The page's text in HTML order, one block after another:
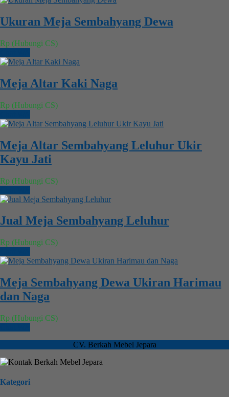
Ukuran Meja Sembahyang Dewa
Rp (Hubungi CS)
Meja Altar Kaki Naga
Rp (Hubungi CS)
Meja Altar Sembahyang Leluhur Ukir
Kayu Jati
Rp (Hubungi CS)
Jual Meja Sembahyang Leluhur
Rp (Hubungi CS)
Meja Sembahyang Dewa Ukiran Harimau
dan Naga
Rp (Hubungi CS)
CV. Berkah Mebel Jepara
Kategori